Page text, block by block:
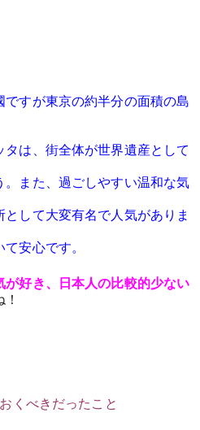
すが東京の約半分の面積の島
は、街全体が世界遺産として
また、過ごしやすい温和な気
して大変有名で人気がありま
安心です。
好き、日本人の比較的少ない
くべきだったこと